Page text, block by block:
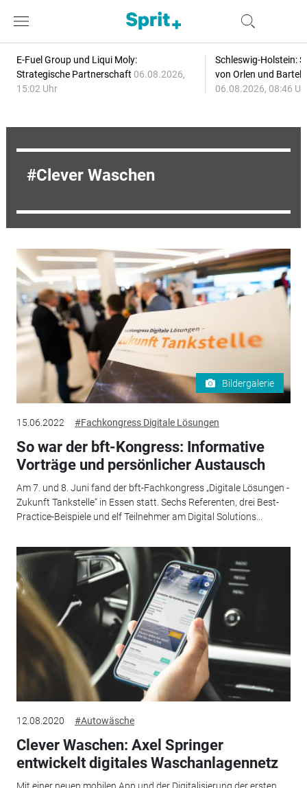
E-Fuel Group und Liqui Moly:
Strategische Partnerschaft 06.08.2026,
15:02 Uhr
Schleswig-Holstein:
von Orlen und
06.08.2026, 08:46
Clever Waschen
Bildergalerie
15.06.2022 #Fachkongress Digitale Lösungen
So war der bft-Kongress: Informative
Vorträge und persönlicher Austausch
Am 7. und 8. Juni fand der bft-Fachkongress „Digitale Lösungen -
Zukunft Tankstelle“ in Essen statt. Sechs Referenten, drei Best-
Practice-Beispiele und elf Teilnehmer am Digital Solutions...
12.08.2020 #Autowäsche
Clever Waschen: Axel Springer
entwickelt digitales Waschanlagennetz